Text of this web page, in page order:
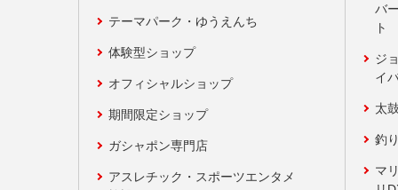
テーマパーク・ゆうえんち
体験型ショップ
オフィシャルショップ
期間限定ショップ
ガシャポン専門店
アスレチック・スポーツエンタメ
バ
ト
ジ
イ
太
釣
マ